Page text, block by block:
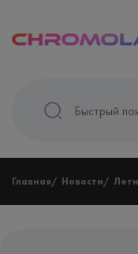
Главная Новости